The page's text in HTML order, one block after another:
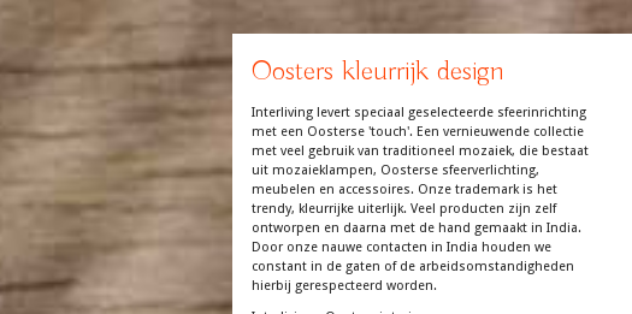
Oosters kleurrijk design
Interliving levert speciaal geselecteerde sfeerinrichting
met een Oosterse 'touch'. Een vernieuwende collectie
met veel gebruik van traditioneel mozaiek, die bestaat
uit mozaieklampen, Oosterse sfeerverlichting,
meubelen en accessoires. Onze trademark is het
trendy, kleurrijke uiterlijk. Veel producten zijn zelf
ontworpen en daarna met de hand gemaakt in India.
Door onze nauwe contacten in India houden we
constant in de gaten of de arbeidsomstandigheden
hierbij gerespecteerd worden.